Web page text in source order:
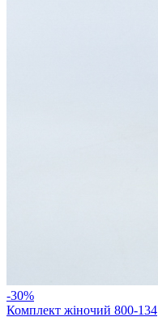
-30%
Комплект жіночий 800-134